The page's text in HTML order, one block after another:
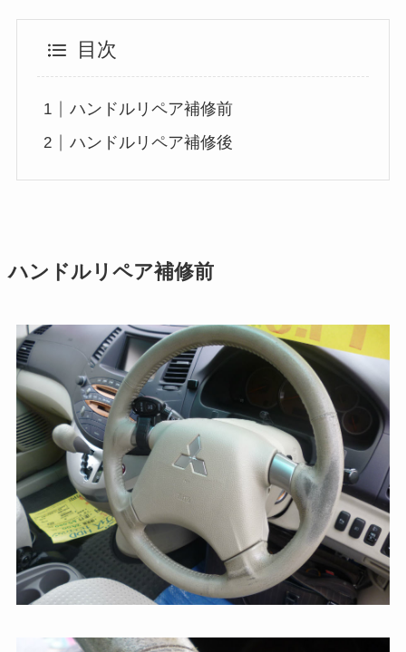
目次
ハンドルリペア補修前
ハンドルリペア補修後
ハンドルリペア補修前